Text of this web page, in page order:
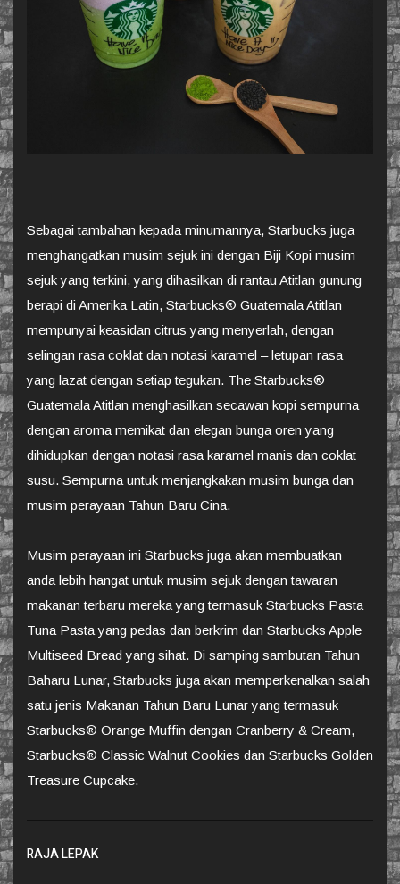
Sebagai tambahan kepada minumannya, Starbucks juga
menghangatkan musim sejuk ini dengan Biji Kopi musim
sejuk yang terkini, yang dihasilkan di rantau Atitlan gunung
berapi di Amerika Latin, Starbucks® Guatemala Atitlan
mempunyai keasidan citrus yang menyerlah, dengan
selingan rasa coklat dan notasi karamel – letupan rasa
yang lazat dengan setiap tegukan. The Starbucks®
Guatemala Atitlan menghasilkan secawan kopi sempurna
dengan aroma memikat dan elegan bunga oren yang
dihidupkan dengan notasi rasa karamel manis dan coklat
susu. Sempurna untuk menjangkakan musim bunga dan
musim perayaan Tahun Baru Cina.
Musim perayaan ini Starbucks juga akan membuatkan
anda lebih hangat untuk musim sejuk dengan tawaran
makanan terbaru mereka yang termasuk Starbucks Pasta
Tuna Pasta yang pedas dan berkrim dan Starbucks Apple
Multiseed Bread yang sihat. Di samping sambutan Tahun
Baharu Lunar, Starbucks juga akan memperkenalkan salah
satu jenis Makanan Tahun Baru Lunar yang termasuk
Starbucks® Orange Muffin dengan Cranberry & Cream,
Starbucks® Classic Walnut Cookies dan Starbucks Golden
Treasure Cupcake.
RAJA LEPAK